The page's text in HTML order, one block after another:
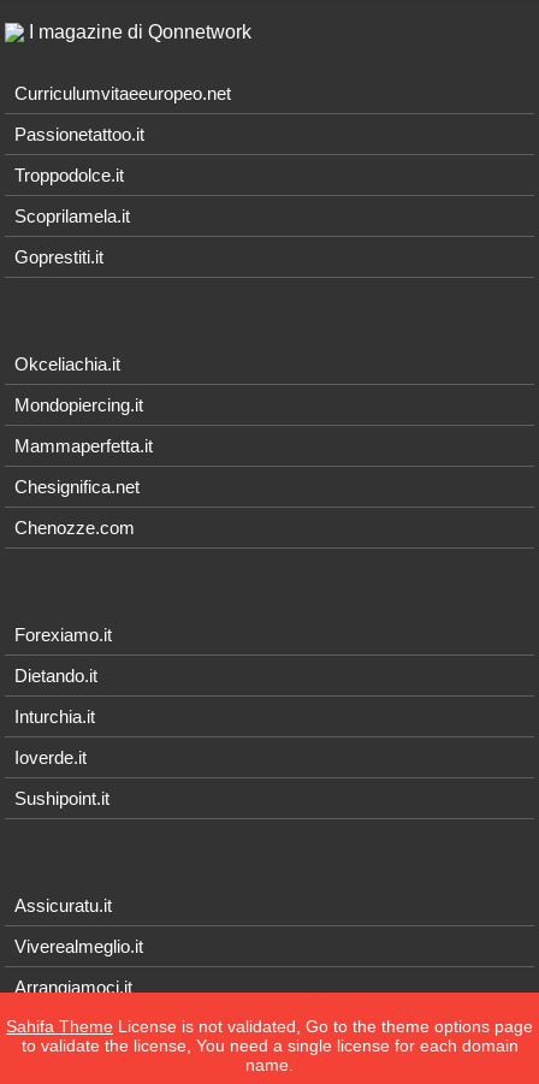
I magazine di Qonnetwork
Curriculumvitaeeuropeo.net
Passionetattoo.it
Troppodolce.it
Scoprilamela.it
Goprestiti.it
Okceliachia.it
Mondopiercing.it
Mammaperfetta.it
Chesignifica.net
Chenozze.com
Forexiamo.it
Dietando.it
Inturchia.it
Ioverde.it
Sushipoint.it
Assicuratu.it
Viverealmeglio.it
Arrangiamoci.it
Tecnichef.it
Sahifa Theme License is not validated, Go to the theme options page
to validate the license, You need a single license for each domain
name.